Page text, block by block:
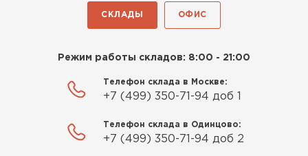
СКЛАДЫ ОФИС
Режим работы складов: 8:00 - 21:00
Телефон склада в Москве:
+7 (499) 350-71-94 доб 1
Телефон склада в Одинцово:
+7 (499) 350-71-94 доб 2